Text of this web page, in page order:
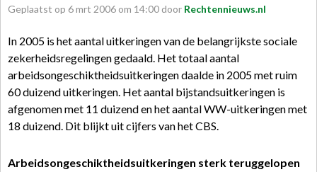
Geplaatst op 6mrt 2006 om 14:00 door Rechtennieuws.nl
In 2005 is het aantal uitkeringen van de belangrijkste sociale
zekerheids­regelingen gedaald. Het totaal aantal
arbeidsongeschiktheidsuitkeringen daalde in 2005 met ruim
60 duizend uitkeringen. Het aantal bijstands­uitkeringen is
afgenomen met 11 duizend en het aantal WW-uitkeringen met
18 duizend. Dit blijkt uit cijfers van het CBS.
Arbeidsongeschiktheidsuitkeringen sterk teruggelopen